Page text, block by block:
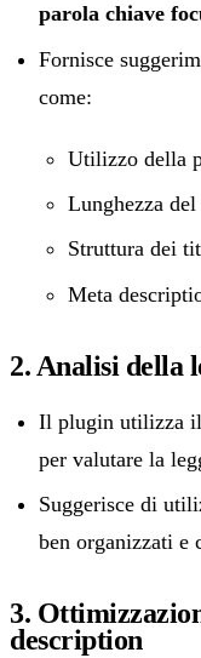
parola chiave
Fornisce
come:
Utilizzo della
Lunghezza
Struttura dei
Meta
2. Analisi della
Il plugin utilizza il
per valutare la
Suggerisce di
ben organizzati e
3.
description